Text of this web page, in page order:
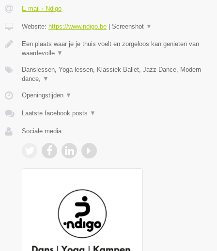
E-mail › Ndigo
Website: https://www.ndigo.be Screenshot ▼
Een plaats waar je je thuis voelt en zorgeloos kan genieten van
waardevolle ▼
Danslessen, Yoga lessen, Klassiek Ballet, Jazz Dance, Modern
dance,
▼
Openingstijden ▼
Laatste facebook posts ▼
Sociale media: